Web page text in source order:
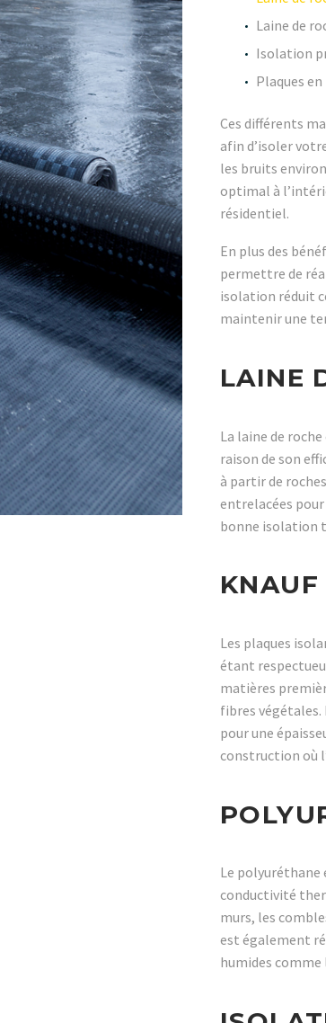
Laine de
Isolation
Plaques
Ces différents
afin d’isoler
les bruits
optimal à
résidentiel.
En plus des
permettre de
isolation réduit
maintenir une
LAINE
La laine de
raison de son
à partir de
entrelacées
bonne isolation
KNAUF
Les plaques
étant
matières
fibres
pour une
construction où
Le polyuréthane
conductivité
murs, les
est également
humides comme